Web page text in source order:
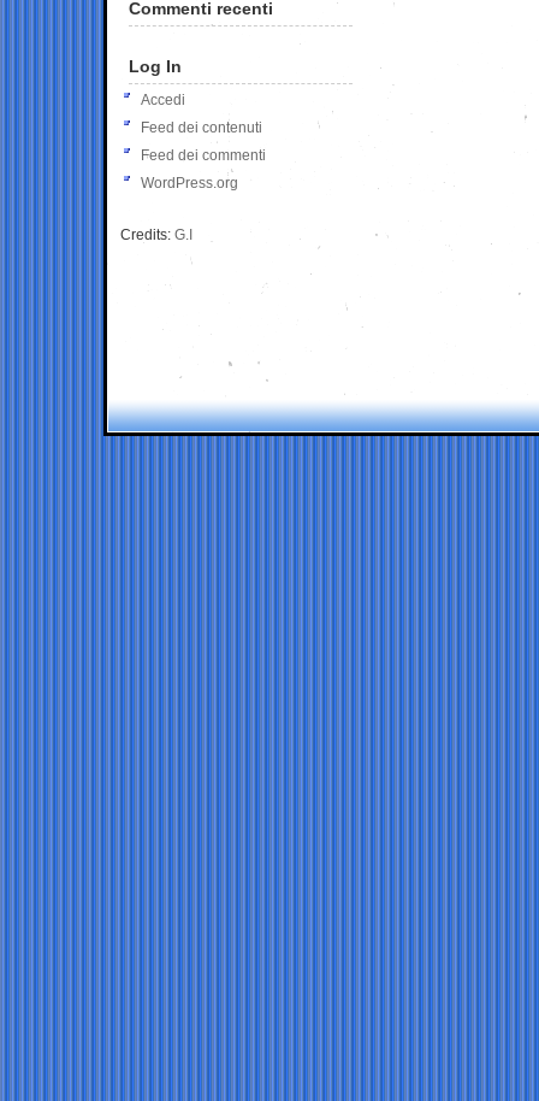
Commenti recenti
Log In
Accedi
Feed dei contenuti
Feed dei commenti
WordPress.org
Credits: G.I